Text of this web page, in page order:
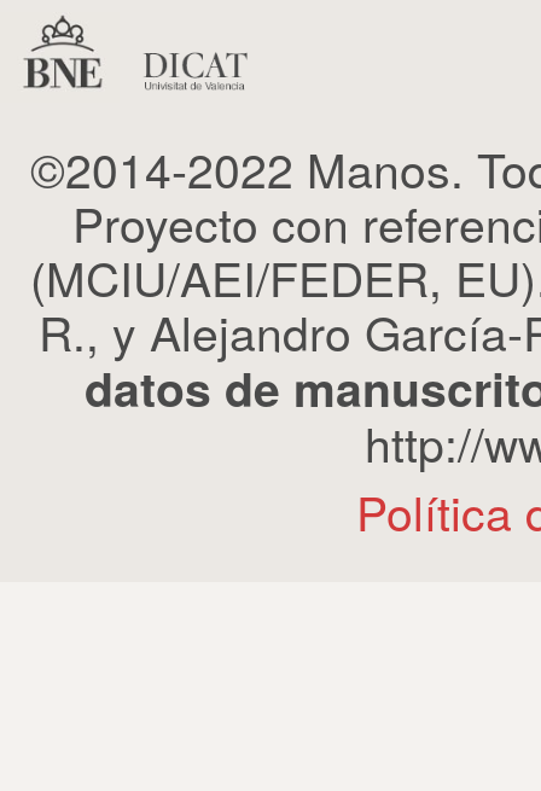
©2014-2022 Manos.
Proyecto con
(MCIU/AEI/FEDER,
R., y Alejandro
datos de
http://
Política